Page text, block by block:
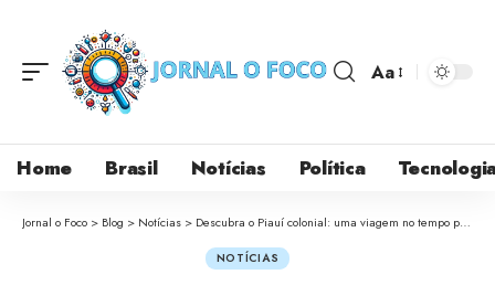
Aa
Home Brasil Notícias Política
Jornal o Foco > Blog > Notícias > Descubra o Piauí colonial: uma viagem no tempo pelos sítios históricos e suas histórias encantadoras
NOTÍCIAS